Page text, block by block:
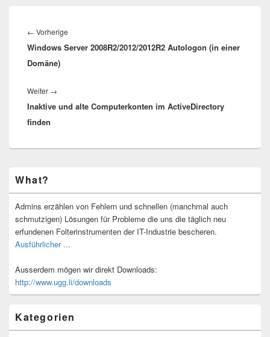
← Vorherige
Beitrag:
Windows Server 2008R2/2012/2012R2 Autologon (in einer
Domäne)
Weiter →
Beitrag:
Inaktive und alte Computerkonten im ActiveDirectory
finden
Seitenleisten-
Widgetbereich
What?
Admins erzählen von Fehlern und schnellen (manchmal auch
schmutzigen) Lösungen für Probleme die uns die täglich neu
erfundenen Folterinstrumenten der IT-Industrie bescheren.
Ausführlicher ...
Ausserdem mögen wir direkt Downloads:
http://www.ugg.li/downloads
Kategorien